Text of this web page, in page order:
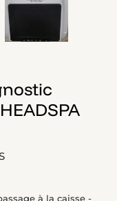
à la caisse -